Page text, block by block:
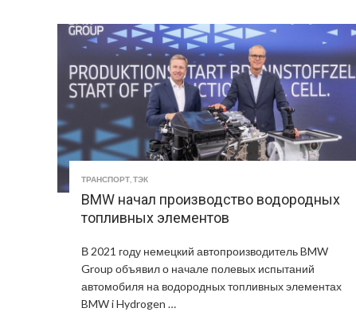
ТРАНСПОРТ ТЭК
BMW начал производство водородных
топливных элементов
В 2021 году немецкий автопроизводитель BMW
Group объявил о начале полевых испытаний
автомобиля на водородных топливных элементах
BMW i Hydrogen …